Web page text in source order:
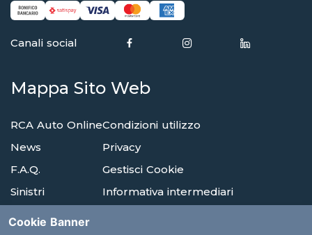
Canali social
Mappa Sito Web
RCA Auto Online
News
F.A.Q.
Sinistri
Condizioni utilizzo
Privacy
Gestisci Cookie
Informativa intermediari
Cookie Banner